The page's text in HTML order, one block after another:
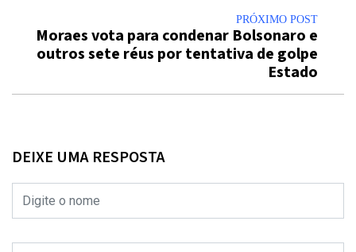
PRÓXIMO POST
Moraes vota para condenar Bolsonaro e
outros sete réus por tentativa de golpe
Estado
DEIXE UMA RESPOSTA